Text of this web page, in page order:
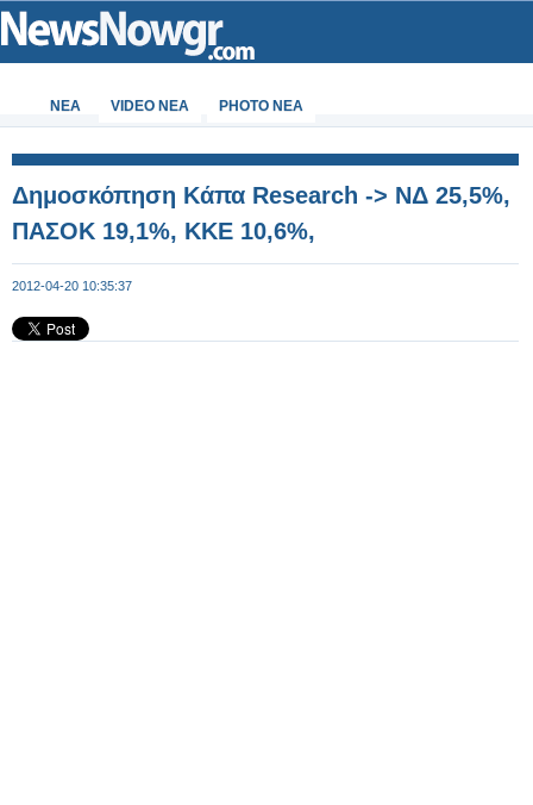
ΝΕΑ VIDEO NEA PHOTO NEA
Δημοσκόπηση Κάπα Research -> ΝΔ 25,5%,
ΠΑΣΟΚ 19,1%, ΚΚΕ 10,6%,
2012-04-20 10:35:37